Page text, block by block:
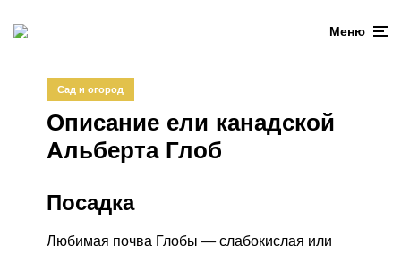
Меню
Сад и огород
Описание ели канадской
Альберта Глоб
Посадка
Любимая почва Глобы — слабокислая или